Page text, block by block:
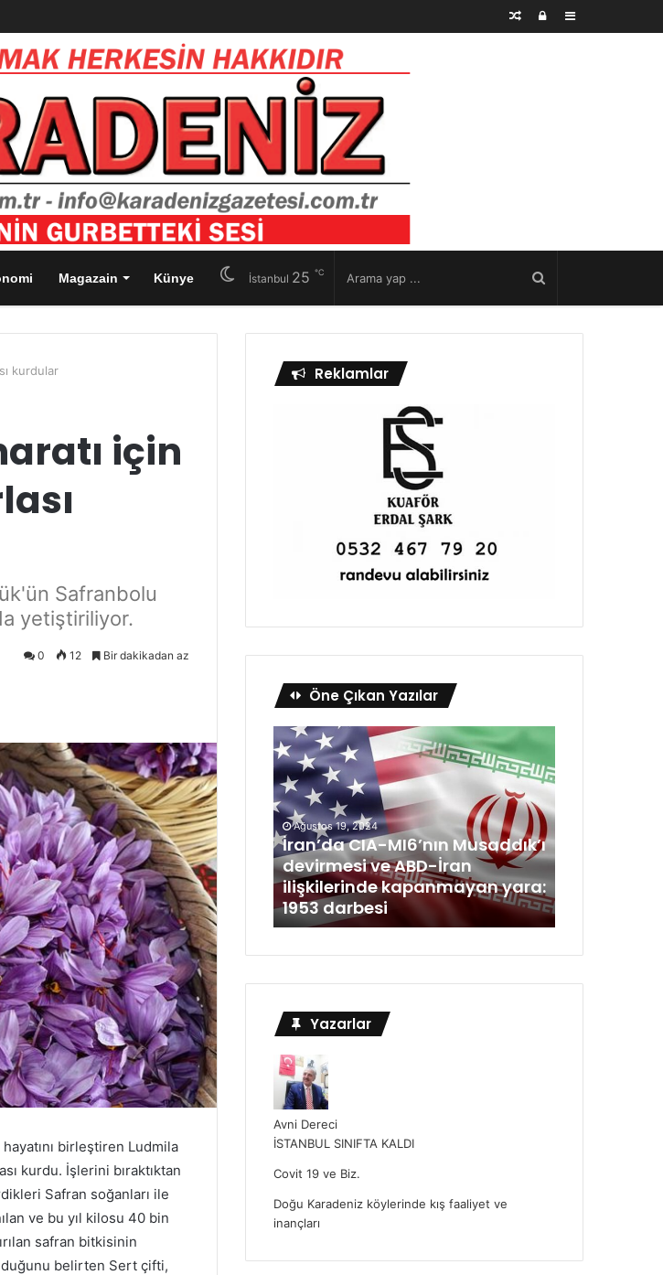
Kenar
Kayıt
Rastgele
Magazain Künye İstanbul 25 ℃
kurdular
için
Safranbolu
yetiştiriliyor.
0 12 Bir dakikadan az
birleştiren Ludmila
kurdu. İşlerini bıraktıktan
Safran soğanları ile
ve bu yıl kilosu 40 bin
safran bitkisinin
belirten Sert çifti,
Reklamlar
Öne Çıkan Yazılar
Ağustos 19, 2024
İran’da CIA-MI6’nın Musaddık’ı
devirmesi ve ABD-İran
ilişkilerinde kapanmayan yara:
1953 darbesi
Yazarlar
Avni Dereci
İSTANBUL SINIFTA KALDI
Covit 19 ve Biz.
Doğu Karadeniz köylerinde kış faaliyet ve
inançları